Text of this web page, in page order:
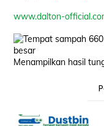
www.dalton-
Menampilkan hasil